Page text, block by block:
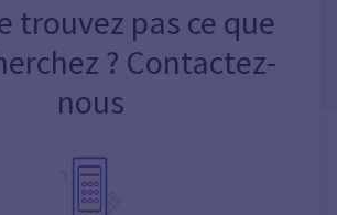
trouvez pas ce que
? Contactez-
nous